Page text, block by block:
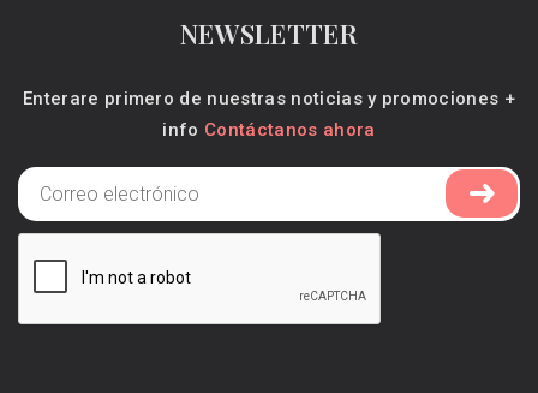
NEWSLETTER
Enterare primero de nuestras noticias y promociones +
info Contáctanos ahora